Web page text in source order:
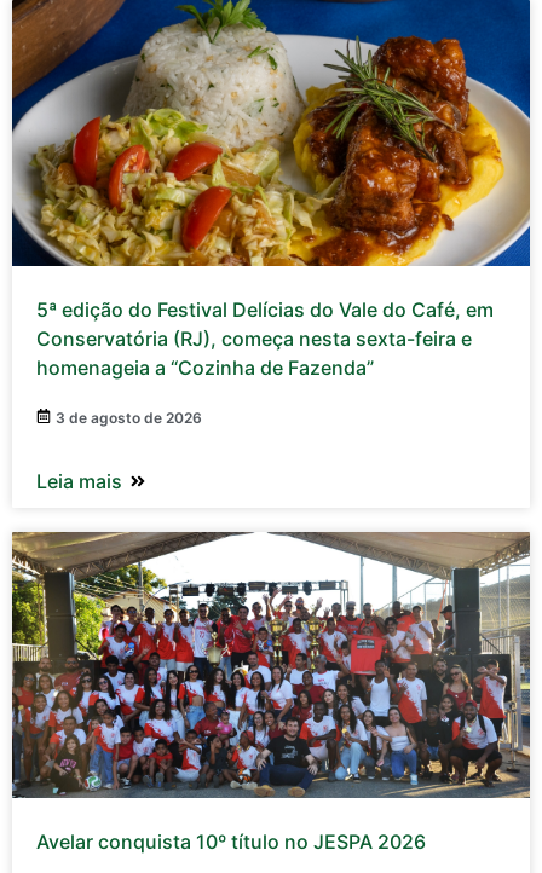
5ª edição do Festival Delícias do Vale do Café, em
Conservatória (RJ), começa nesta sexta-feira e
homenageia a “Cozinha de Fazenda”
3 de agosto de 2026
Leia mais
Avelar conquista 10º título no JESPA 2026